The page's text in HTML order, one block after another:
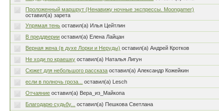
Проложенный маршрут (Ненавижу ночные экспрессы. Moongamer)
оставил(а) зарета
Упрямая тень оставил(а) Илья Цейтлин
В преддверии оставил(а) Елена Лайцан
Верная жена (в духе Лорки и Неруды) оставил(а) Андрей Кротков
Не ходи по краешку оставил(а) Наталья Лигун
Сюжет для небольшого рассказа оставил(а) Александр Кожейкин
если в полночь гроза...
оставил(а) Lesch
Отчаяние оставил(а) Вера_из_Майкопа
Благодарю судьбу...
оставил(а) Пешкова Светлана